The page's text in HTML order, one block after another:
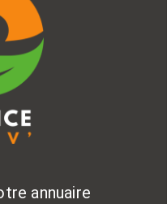
annuaire